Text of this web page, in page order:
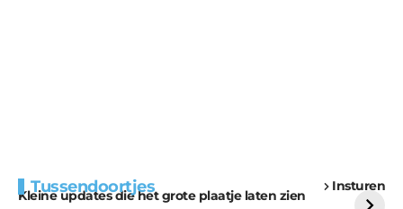
Tussendoortjes Insturen
Kleine updates die het grote plaatje laten zien
voor kabouters
uitdaging